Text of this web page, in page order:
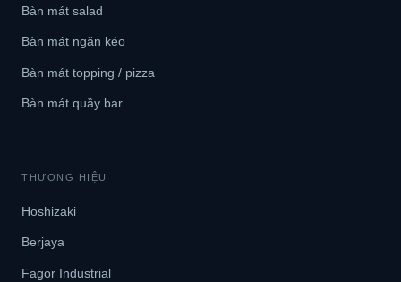
Bàn mát salad
Bàn mát ngăn kéo
Bàn mát topping / pizza
Bàn mát quầy bar
THƯƠNG HIỆU
Hoshizaki
Berjaya
Fagor Industrial